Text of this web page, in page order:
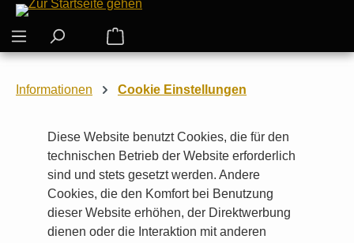
Zum Hauptinhalt springen
Warenkorb enthält 0 Positionen. Der
Informationen Cookie Einstellungen
Diese Website benutzt Cookies, die für den
technischen Betrieb der Website erforderlich
sind und stets gesetzt werden. Andere
Cookies, die den Komfort bei Benutzung
dieser Website erhöhen, der Direktwerbung
dienen oder die Interaktion mit anderen